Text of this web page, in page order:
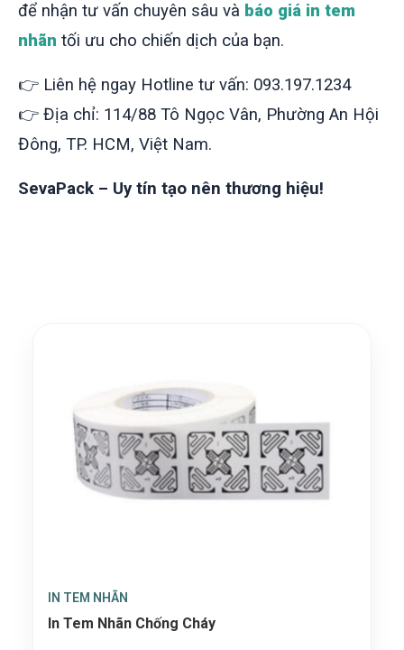
để nhận tư vấn chuyên sâu và báo giá in tem
nhãn tối ưu cho chiến dịch của bạn.
👉 Liên hệ ngay Hotline tư vấn: 093.197.1234
👉 Địa chỉ: 114/88 Tô Ngọc Vân, Phường An Hội
Đông, TP. HCM, Việt Nam.
SevaPack – Uy tín tạo nên thương hiệu!
IN TEM NHÃN
In Tem Nhãn Chống Cháy